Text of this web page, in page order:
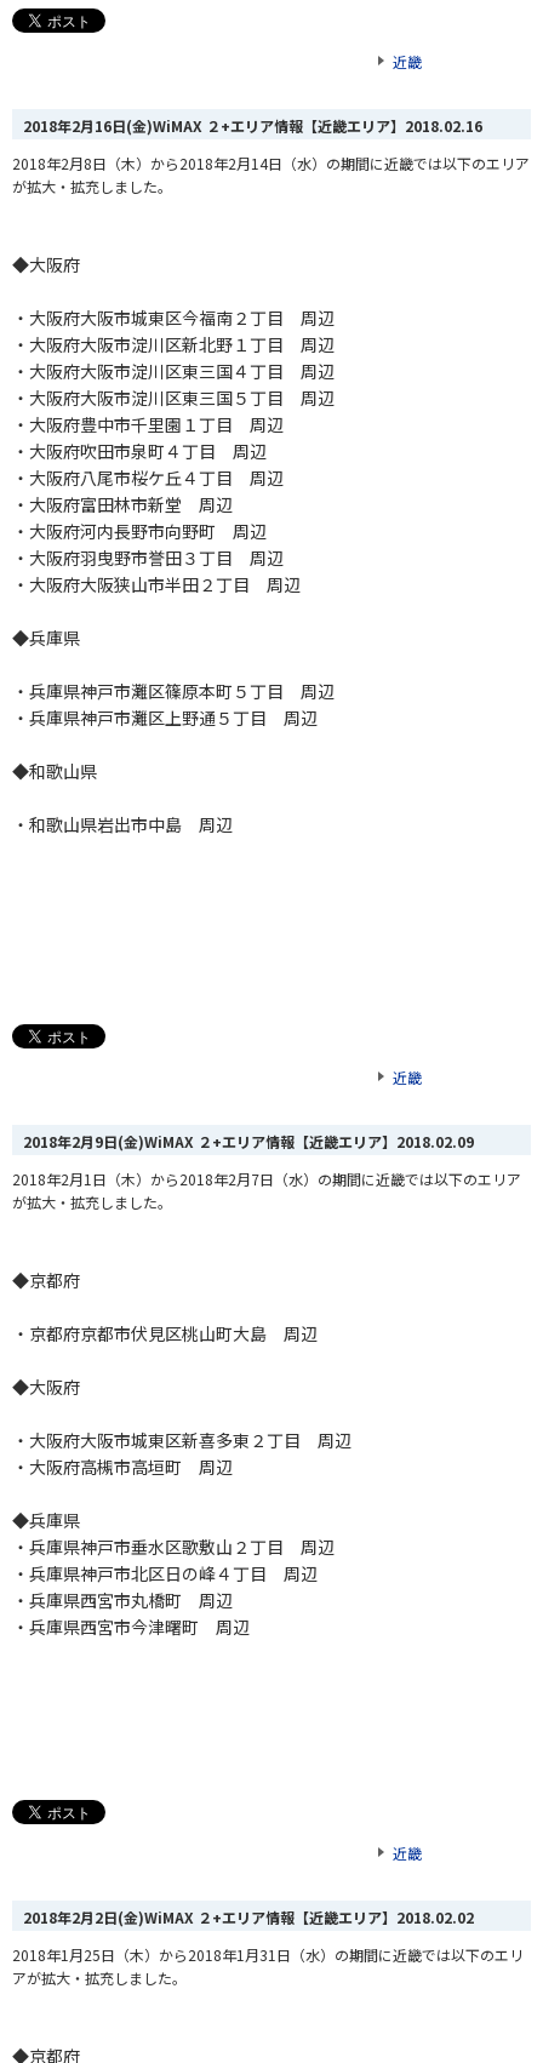
近畿
2018年2月16日(金)WiMAX ２+エリア情報【近畿エリア】 2018.02.16
2018年2月8日（木）から2018年2月14日（水）の期間に近畿では以下のエリア
が拡大・拡充しました。
◆大阪府
・大阪府大阪市城東区今福南２丁目 周辺
・大阪府大阪市淀川区新北野１丁目 周辺
・大阪府大阪市淀川区東三国４丁目 周辺
・大阪府大阪市淀川区東三国５丁目 周辺
・大阪府豊中市千里園１丁目 周辺
・大阪府吹田市泉町４丁目 周辺
・大阪府八尾市桜ケ丘４丁目 周辺
・大阪府富田林市新堂 周辺
・大阪府河内長野市向野町 周辺
・大阪府羽曳野市誉田３丁目 周辺
・大阪府大阪狭山市半田２丁目 周辺
◆兵庫県
・兵庫県神戸市灘区篠原本町５丁目 周辺
・兵庫県神戸市灘区上野通５丁目 周辺
◆和歌山県
・和歌山県岩出市中島 周辺
近畿
2018年2月9日(金)WiMAX ２+エリア情報【近畿エリア】 2018.02.09
2018年2月1日（木）から2018年2月7日（水）の期間に近畿では以下のエリア
が拡大・拡充しました。
◆京都府
・京都府京都市伏見区桃山町大島 周辺
◆大阪府
・大阪府大阪市城東区新喜多東２丁目 周辺
・大阪府高槻市高垣町 周辺
◆兵庫県
・兵庫県神戸市垂水区歌敷山２丁目 周辺
・兵庫県神戸市北区日の峰４丁目 周辺
・兵庫県西宮市丸橋町 周辺
・兵庫県西宮市今津曙町 周辺
近畿
2018年2月2日(金)WiMAX ２+エリア情報【近畿エリア】 2018.02.02
2018年1月25日（木）から2018年1月31日（水）の期間に近畿では以下のエリ
アが拡大・拡充しました。
◆京都府